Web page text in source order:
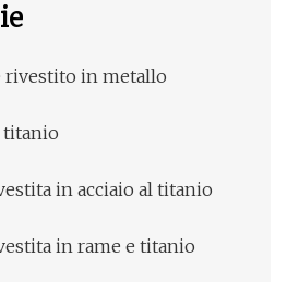
rivestito in metallo
titanio
in acciaio al titanio
in rame e titanio